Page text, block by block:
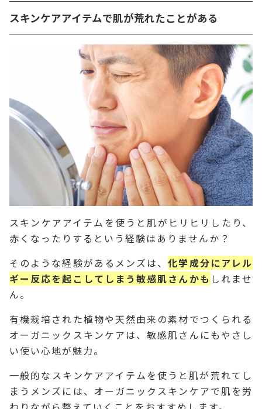
スキンケアアイテムで肌が荒れたことがある
スキンケアアイテムを使うと肌がヒリヒリしたり、
赤くなったりするという経験はありませんか？
そのような経験があるメンズは、化学成分にアレル
ギー反応を起こしてしまう敏感肌さんかも しれませ
ん。
有機栽培された植物や天然由来の素材でつくられる
オーガニックスキンケアは、敏感肌さんにもやさし
い使い心地が魅力。
一般的なスキンケアアイテムを使うと肌が荒れてし
まうメンズには、オーガニックスキンケアで肌を労